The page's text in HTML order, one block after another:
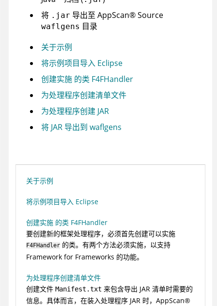
将 .jar 导出至 AppScan®Source
waflgens 目录
关于示例
将示例项目导入 Eclipse
创建实施 的类 F4FHandler
为处理程序创建清单文件
为处理程序创建 JAR
将 JAR 导出到 waflgens
关于示例
将示例项目导入 Eclipse
创建实施 的类 F4FHandler
要创建新的框架处理程序，必须首先创建可以实施
F4FHandler 的类。有两个方法必须实施，以支持
Framework for Frameworks 的功能。
为处理程序创建清单文件
创建文件 Manifest.txt 来包含导出 JAR 清单时需要的
信息。具体而言，在装入处理程序 JAR 时， AppScan®